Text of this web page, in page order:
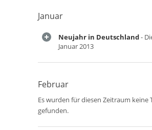
Januar
Neujahr in Deutschland-
Januar 2013
Februar
Es wurden für diesen Zeitraum keine
gefunden.